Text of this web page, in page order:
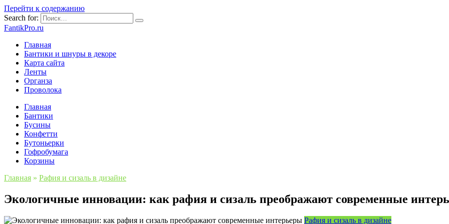
Перейти к содержанию
Search for:
FantikPro.ru
Главная
Бантики и шнуры в декоре
Карта сайта
Ленты
Органза
Проволока
Главная
Бантики
Бусины
Конфетти
Бутоньерки
Гофробумага
Корзины
Главная » Рафия и сизаль в дизайне
Экологичные инновации: как рафия и сизаль преображают современные
Рафия и сизаль в дизайне